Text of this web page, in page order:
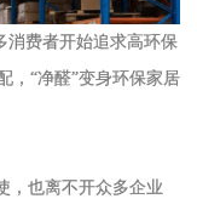
消费者开始追求高环保
，“净醛”变身环保家居
，也离不开众多企业